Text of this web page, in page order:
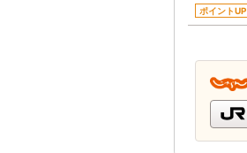
ポイントUP